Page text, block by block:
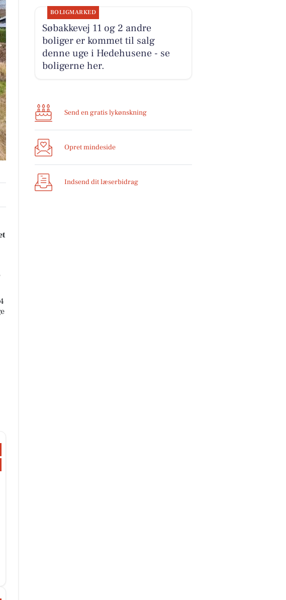
BOLIGMARKED
Søbakkevej 11 og 2 andre
boliger er kommet til salg
denne uge i Hedehusene - se
boligerne her.
Send en gratis lykønskning
Opret mindeside
Indsend dit læserbidrag